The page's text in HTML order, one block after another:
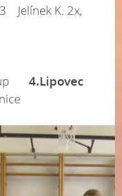
Jelínek K. 2x,
4.Lipovec